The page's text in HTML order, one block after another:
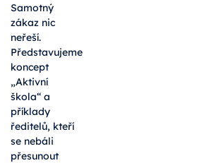
Samotný
zákaz nic
neřeší.
Představujeme
koncept
„Aktivní
škola“ a
příklady
ředitelů, kteří
se nebáli
přesunout